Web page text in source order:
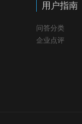
用户指南
问答分类
企业点评